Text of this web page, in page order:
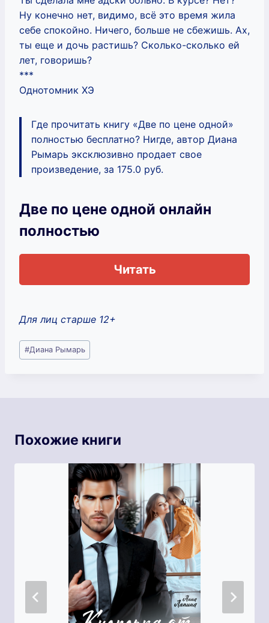
Ну конечно нет, видимо, всё это время жила
себе спокойно. Ничего, больше не сбежишь. Ах,
ты еще и дочь растишь? Сколько-сколько ей
лет, говоришь?
***
Однотомник ХЭ
Где прочитать книгу «Две по цене одной»
полностью бесплатно? Нигде, автор Диана
Рымарь эксклюзивно продает свое
произведение, за 175.0 руб.
Две по цене одной онлайн
полностью
Читать
Для лиц старше 12+
Метки
записи:
#Диана Рымарь
Похожие книги